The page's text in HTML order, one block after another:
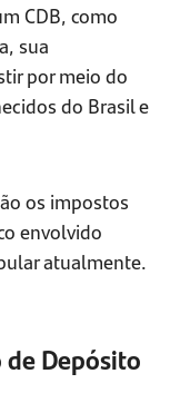
CDB, como
sua
por meio do
do Brasil e
os impostos
envolvido
atualmente.
de Depósito